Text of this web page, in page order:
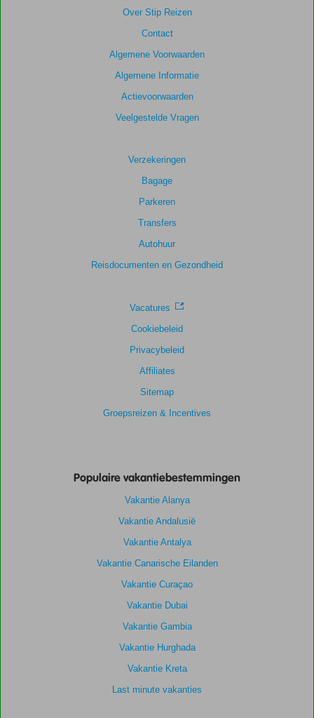
Over Stip Reizen
Contact
Algemene Voorwaarden
Algemene Informatie
Actievoorwaarden
Veelgestelde Vragen
Verzekeringen
Bagage
Parkeren
Transfers
Autohuur
Reisdocumenten en Gezondheid
Vacatures
Cookiebeleid
Privacybeleid
Affiliates
Sitemap
Groepsreizen & Incentives
Populaire vakantiebestemmingen
Vakantie Alanya
Vakantie Andalusië
Vakantie Antalya
Vakantie Canarische Eilanden
Vakantie Curaçao
Vakantie Dubai
Vakantie Gambia
Vakantie Hurghada
Vakantie Kreta
Last minute vakanties